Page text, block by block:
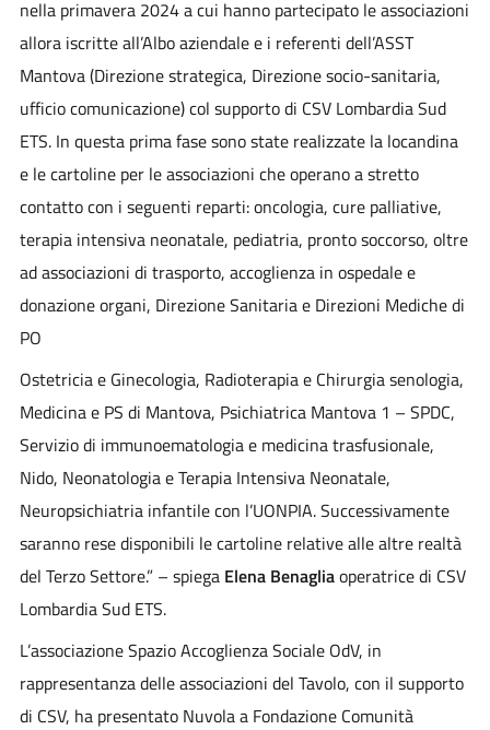
nella primavera 2024 a cui hanno partecipato le associazioni
allora iscritte all’Albo aziendale e i referenti dell’ASST
Mantova (Direzione strategica, Direzione socio-sanitaria,
ufficio comunicazione) col supporto di CSV Lombardia Sud
ETS. In questa prima fase sono state realizzate la locandina
e le cartoline per le associazioni che operano a stretto
contatto con i seguenti reparti: oncologia, cure palliative,
terapia intensiva neonatale, pediatria, pronto soccorso, oltre
ad associazioni di trasporto, accoglienza in ospedale e
donazione organi, Direzione Sanitaria e Direzioni Mediche di
PO
Ostetricia e Ginecologia, Radioterapia e Chirurgia senologia,
Medicina e PS di Mantova, Psichiatrica Mantova 1 – SPDC,
Servizio di immunoematologia e medicina trasfusionale,
Nido, Neonatologia e Terapia Intensiva Neonatale,
Neuropsichiatria infantile con l’UONPIA. Successivamente
saranno rese disponibili le cartoline relative alle altre realtà
del Terzo Settore.” – spiegaElena Benagliaoperatrice di CSV
Lombardia Sud ETS.
L’associazione Spazio Accoglienza Sociale OdV, in
rappresentanza delle associazioni del Tavolo, con il supporto
di CSV, ha presentato Nuvola a Fondazione Comunità